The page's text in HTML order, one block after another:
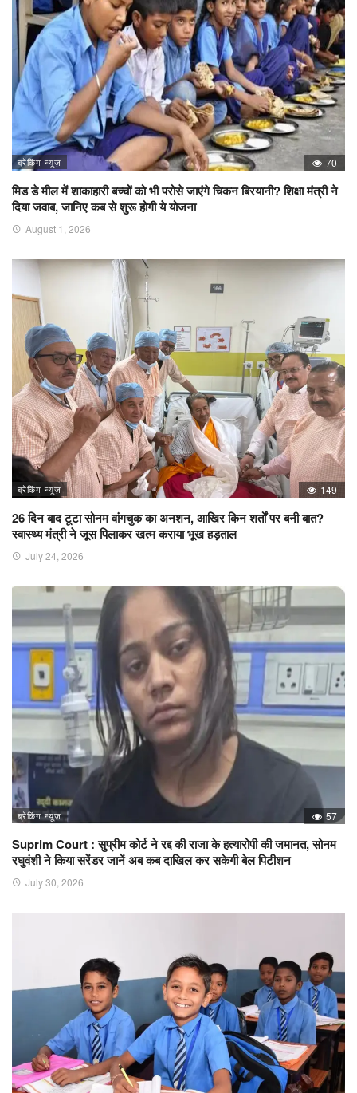
ब्रेकिंग न्यूज़ 70
मिड डे मील में शाकाहारी बच्चों को भी परोसे जाएंगे चिकन बिरयानी? शिक्षा मंत्री ने
दिया जवाब, जानिए कब से शुरू होगी ये योजना
August 1, 2026
ब्रेकिंग न्यूज़ 149
26 दिन बाद टूटा सोनम वांगचुक का अनशन, आखिर किन शर्तों पर बनी बात?
स्वास्थ्य मंत्री ने जूस पिलाकर खत्म कराया भूख हड़ताल
July 24, 2026
ब्रेकिंग न्यूज़ 57
Suprim Court : सुप्रीम कोर्ट ने रद्द की राजा के हत्यारोपी की जमानत, सोनम
रघुवंशी ने किया सरेंडर जानें अब कब दाखिल कर सकेगी बेल पिटीशन
July 30, 2026